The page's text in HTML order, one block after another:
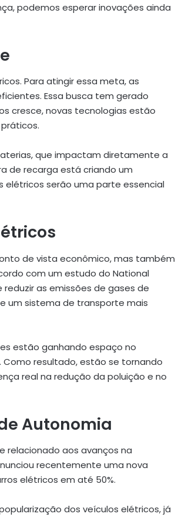
podemos esperar inovações ainda
Para atingir essa meta, as
Essa busca tem gerado
cresce, novas tecnologias estão
que impactam diretamente a
de recarga está criando um
elétricos serão uma parte essencial
de vista econômico, mas também
com um estudo do National
as emissões de gases de
um sistema de transporte mais
estão ganhando espaço no
resultado, estão se tornando
real na redução da poluição e no
Autonomia
relacionado aos avanços na
recentemente uma nova
elétricos em até 50%.
dos veículos elétricos, já